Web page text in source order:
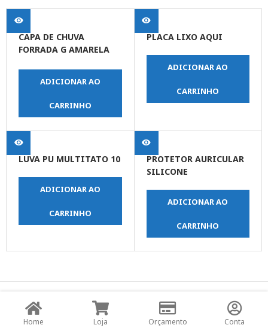
CAPA DE CHUVA
FORRADA G AMARELA
ADICIONAR AO
CARRINHO
PLACA LIXO AQUI
ADICIONAR AO
CARRINHO
LUVA PU MULTITATO 10
ADICIONAR AO
CARRINHO
PROTETOR AURICULAR
SILICONE
ADICIONAR AO
CARRINHO
© Copyright JPrime Ferramentas - Todos os Direitos
Reservados - Desenvolvido por UNO Studio Digital.
Home Loja Orçamento Conta